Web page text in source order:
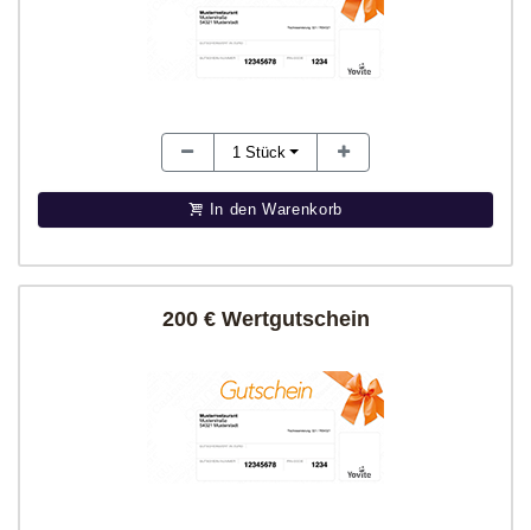
1 Stück
In den Warenkorb
200 € Wertgutschein